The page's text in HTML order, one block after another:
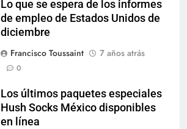
Lo que se espera de los informes
de empleo de Estados Unidos de
diciembre
Francisco Toussaint
7 años atrás
0
Los últimos paquetes especiales
Hush Socks México disponibles
en línea